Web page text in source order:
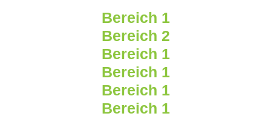
Bereich 1
Bereich 2
Bereich 1
Bereich 1
Bereich 1
Bereich 1